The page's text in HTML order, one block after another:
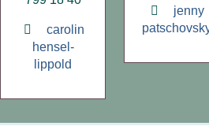
carolin
hensel-
lippold
jenny